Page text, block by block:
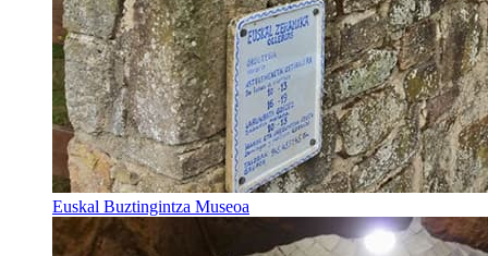
Euskal Buztingintza Museoa